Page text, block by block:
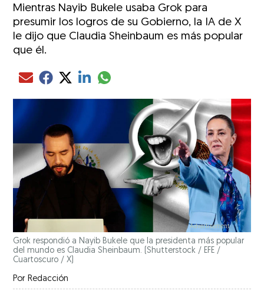
Mientras Nayib Bukele usaba Grok para
presumir los logros de su Gobierno, la IA de X
le dijo que Claudia Sheinbaum es más popular
que él.
Compartir el artículo actual mediante Email
Compartir el artículo actual mediante Facebook
Compartir el artículo actual mediante Twitter
Compartir el artículo actual mediante LinkedIn
Compartir el artículo actual mediante
Grok respondió a Nayib Bukele que la presidenta más popular
del mundo es Claudia Sheinbaum. (Shutterstock / EFE /
Cuartoscuro / X)
Por Redacción